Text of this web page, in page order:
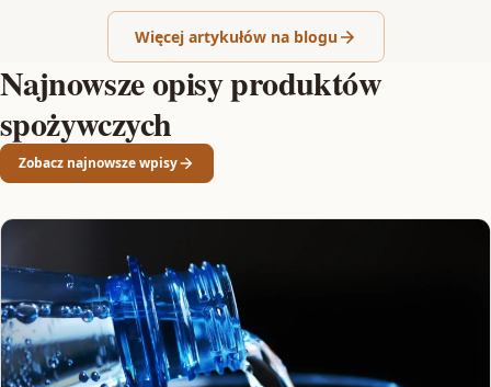
Więcej artykułów na blogu
Najnowsze opisy produktów
spożywczych
Zobacz najnowsze wpisy